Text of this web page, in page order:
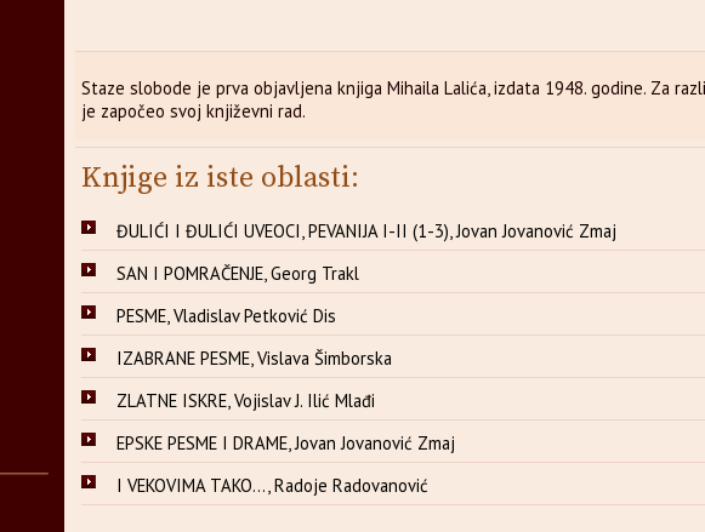
Staze slobode je prva objavljena knjiga Mihaila Lalića, izdata 1948. godine. Za
je započeo svoj književni rad.
Knjige iz iste oblasti:
ĐULIĆI I ĐULIĆI UVEOCI, PEVANIJA I-II (1-3), Jovan Jovanović Zmaj
SAN I POMRAČENJE, Georg Trakl
PESME, Vladislav Petković Dis
IZABRANE PESME, Vislava Šimborska
ZLATNE ISKRE, Vojislav J. Ilić Mlađi
EPSKE PESME I DRAME, Jovan Jovanović Zmaj
I VEKOVIMA TAKO..., Radoje Radovanović